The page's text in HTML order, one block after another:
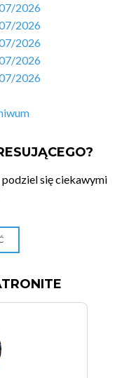
2026
2026
2026
2026
2026
się ciekawymi